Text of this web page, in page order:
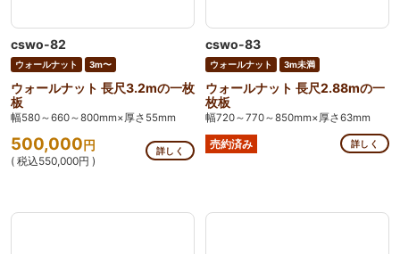
cswo-82
ウォールナット 3m〜
ウォールナット 長尺3.2mの一枚
板
幅580～660～800mm×厚さ55mm
500,000円
( 税込550,000円 )
詳しく
cswo-83
ウォールナット 3m未満
ウォールナット 長尺2.88mの一
枚板
幅720～770～850mm×厚さ63mm
売約済み 詳しく